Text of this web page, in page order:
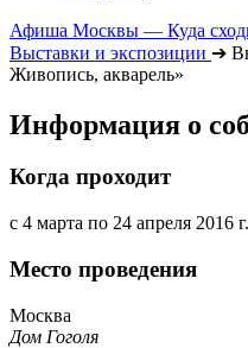
Афиша Москвы — Куда
Выставки и экспозиции ➔
Живопись, акварель»
Информация о
Когда проходит
с 4 марта по 24 апреля 2016 г.
Место проведения
Москва
Дом Гоголя